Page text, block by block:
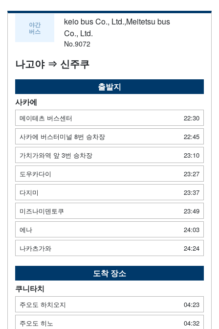
야간
버스
keio bus Co., Ltd.,Meitetsu bus
Co., Ltd.
No.9072
나고야 ⇒ 신주쿠
출발지
사카에
메이테츠 버스센터
22:30
사카에 버스터미널 8번 승차장
22:45
가치가와역 앞 3번 승차장
23:10
도우카다이
23:27
다지미
23:37
미즈나미덴토쿠
23:49
에나
24:03
나카츠가와
24:24
도착 장소
쿠니타치
주오도 하치오지
04:23
주오도 히노
04:32